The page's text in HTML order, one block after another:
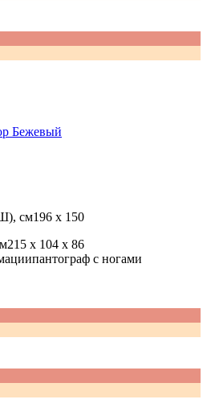
Бежевый
, см196 x 150
215 x 104 x 86
пантограф с ногами